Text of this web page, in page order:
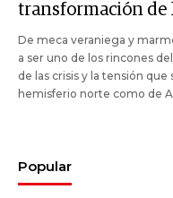
transformación de
De meca veraniega y
a ser uno de los rincones
de las crisis y la tensión
hemisferio norte como de
Popular